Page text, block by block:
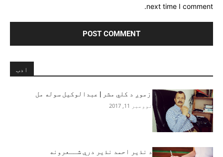
next time I comment.
ادب
زموږ د کلي مشر | عبدالوکیل سوله مل
نوومبر 11, 2017
د نذیر احمد نذیر درې شــعرونه